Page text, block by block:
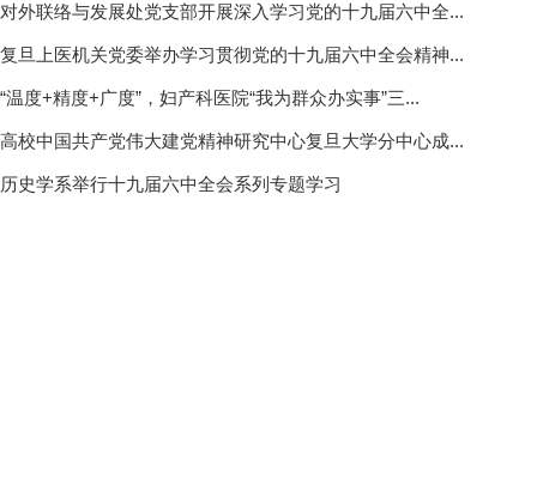
对外联络与发展处党支部开展深入学习党的十九届六中全...
复旦上医机关党委举办学习贯彻党的十九届六中全会精神...
“温度+精度+广度”，妇产科医院“我为群众办实事”三...
高校中国共产党伟大建党精神研究中心复旦大学分中心成...
历史学系举行十九届六中全会系列专题学习